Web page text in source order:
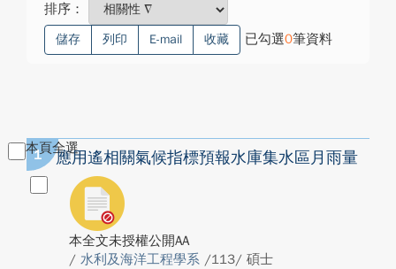
排序：
儲存 列印 E-mail 收藏 已勾選0筆資料
本頁全選
1 應用遙相關氣候指標預報水庫集水區月雨量
本全文未授權公開AA
/ 水利及海洋工程學系 /113/ 碩士